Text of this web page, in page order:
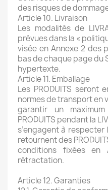
des risques de
Article 10. Livraison
Les modalités de
prévues dans la «
visée en Annexe 2 des
bas de chaque page du
hypertexte.
Article 11. Emballage
Les PRODUITS seront
normes de transport en
garantir un
PRODUITS pendant la
s’engagent à respecter
retournent des
conditions fixées en
rétractation.
Article 12. Garanties